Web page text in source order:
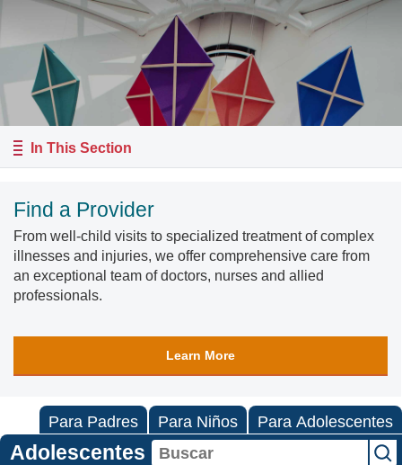
In This Section
Find a Provider
From well-child visits to specialized treatment of complex
illnesses and injuries, we offer comprehensive care from
an exceptional team of doctors, nurses and allied
professionals.
Learn More
Para Padres Para Niños Para Adolescentes
Adolescentes